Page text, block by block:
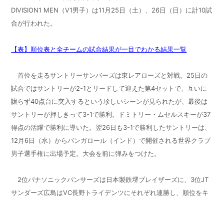
DIVISION1 MEN （V1男子）は11 月 25日（土）、 26日（日）に計10試
合が行われた。
【表】順位表と全チームの試合結果が一目でわかる結果一覧
首位を走るサントリーサンバーズは東レアローズと対戦。 25日の
試合ではサントリーが2-1とリードして迎えた第4セットで、互いに
譲らず40点台に突入するという珍しいシーンが見られたが、最後は
サントリーが押しきって3-1で勝利。ドミトリー・ムセルスキーが37
得点の活躍で勝利に導いた。翌26日も3-1で勝利したサントリーは、
12 月6日（水）からバンガロール（インド）で開催される世界クラブ
男子選手権に出場予定。大会を前に弾みをつけた。
2位パナソニックパンサーズは日本製鉄堺ブレイザーズに、 3位JT
サンダーズ広島はVC長野トライデンツにそれぞれ連勝し、順位をキ